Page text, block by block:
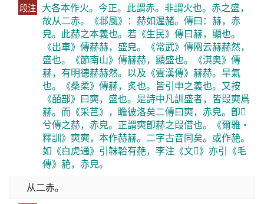
段注 大各本作火。今正。此謂赤。非謂火也。赤之盛，
故从二赤。《邶風》：赫如渥赭。傳曰：赫，赤
皃。此赫之本義也。若《生民》傳曰赫，顯也。
《出車》傳赫赫，盛皃。《常武》傳㒳云赫赫然，
盛也。《節南山》傳赫赫，顯盛也。《淇奥》傳
赫，有明德赫赫然。以及《雲漢傳》赫赫。旱氣
也。《桑柔》傳赫，炙也。皆引申之義也。又按
《皕部》曰奭，盛也。是詩中凡訓盛者，皆叚奭爲
赫。而《采芑》，瞻彼洛矣二傳曰奭，赤皃。卽𥳑
兮傳之赫，赤皃。正謂奭卽赫之叚借也。《爾雅・
釋訓》奭奭，本作赫赫。二字古音同矣。或作赩。
如《白虎通》引韎韐有赩，李注《文𨕖》亦引《毛
傳》赩，赤皃。
从二赤。